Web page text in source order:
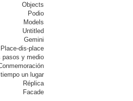
Objects
Podio
Models
Untitled
Gemini
Place-dis-place
pasos y medio
un lugar
Réplica
Facade